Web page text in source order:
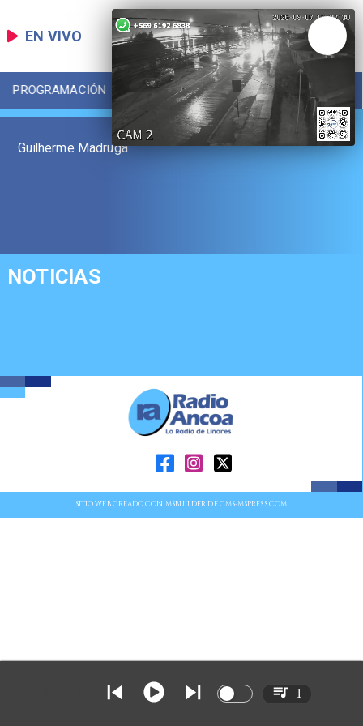
EN VIVO
PROGRAMACIÓN LOCAL DEPORTES
Guilherme Madruga
NOTICIAS
SITIO WEB CREADO CON MSBUILDER DE CMS-MSPRESS.COM
1